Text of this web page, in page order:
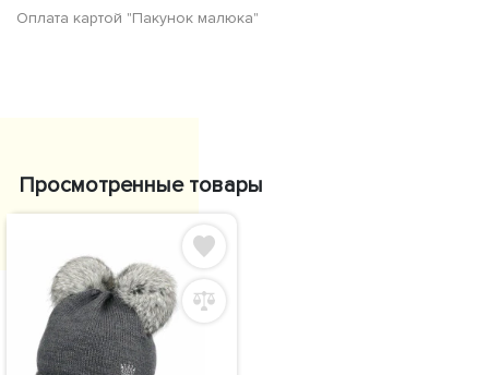
Оплата картой "Пакунок малюка"
Просмотренные товары